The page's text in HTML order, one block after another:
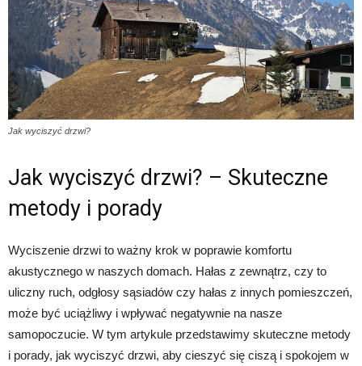
Jak wyciszyć drzwi?
Jak wyciszyć drzwi? – Skuteczne
metody i porady
Wyciszenie drzwi to ważny krok w poprawie komfortu
akustycznego w naszych domach. Hałas z zewnątrz, czy to
uliczny ruch, odgłosy sąsiadów czy hałas z innych pomieszczeń,
może być uciążliwy i wpływać negatywnie na nasze
samopoczucie. W tym artykule przedstawimy skuteczne metody
i porady, jak wyciszyć drzwi, aby cieszyć się ciszą i spokojem w